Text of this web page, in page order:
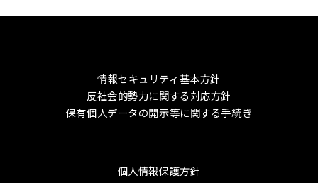
情報セキュリティ基本方針
反社会的勢力に関する対応方針
保有個人データの開示等に関する手続き
個人情報保護方針